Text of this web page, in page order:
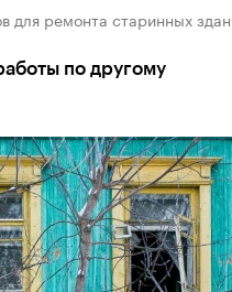
для ремонта старинных
по другому